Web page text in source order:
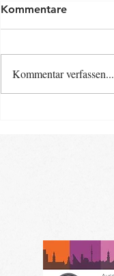
Kommentare
Kommentar verfassen...